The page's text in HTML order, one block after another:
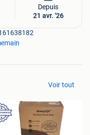
verzonden
ook in de avond
Depuis
21 avr. '26
Voir tout